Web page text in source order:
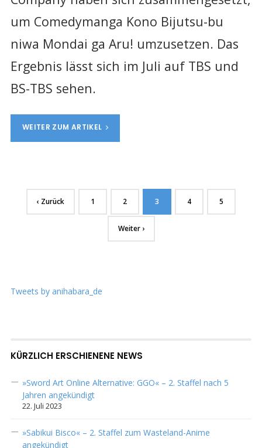
um Comedymanga Kono Bijutsu-bu
niwa Mondai ga Aru! umzusetzen. Das
Ergebnis lässt sich im Juli auf TBS und
BS-TBS sehen.
WEITER ZUM ARTIKEL
‹ Zurück 1 2 3 4 5
Weiter ›
Tweets by anihabara_de
KÜRZLICH ERSCHIENENE NEWS
»Sword Art Online Alternative: GGO« – 2. Staffel nach 5
Jahren angekündigt
22. Juli 2023
»Sabikui Bisco« – 2. Staffel zum Wasteland-Anime
angekündigt